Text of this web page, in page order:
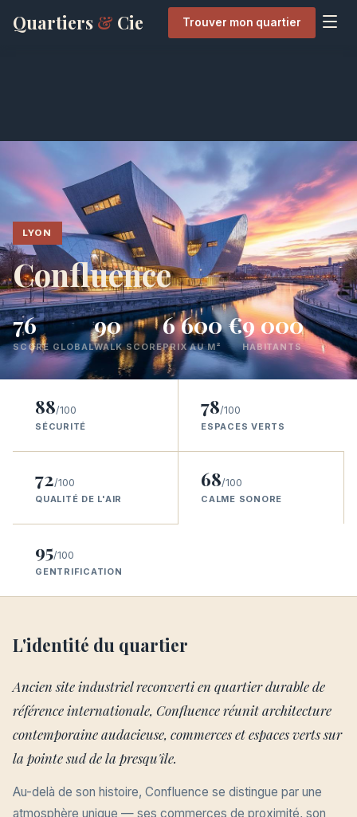
Quartiers & Cie Trouver mon quartier
LYON
Confluence
76
SCORE GLOBAL
90
WALK SCORE
6 600 €
PRIX AU M²
9 000
HABITANTS
88/100
SÉCURITÉ
78/100
ESPACES VERTS
72/100
QUALITÉ DE L'AIR
68/100
CALME SONORE
95/100
GENTRIFICATION
L'identité du quartier
Ancien site industriel reconverti en quartier durable de
référence internationale, Confluence réunit architecture
contemporaine audacieuse, commerces et espaces verts sur
la pointe sud de la presqu'île.
Au-delà de son histoire, Confluence se distingue par une
atmosphère unique — ses commerces de proximité, son